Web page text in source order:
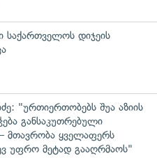
საქართველოს დიჯეის
"ურთიერთობებს შუა აზიის
განსაკუთრებული
მთავრობა ყველაფერს
უფრო მეტად გააღრმაოს"